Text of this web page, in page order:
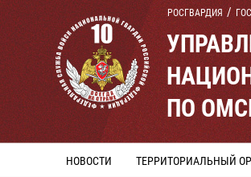
РОСГВАРДИЯ
ПО
НОВОСТИ ТЕРРИТОРИАЛЬНЫЙ